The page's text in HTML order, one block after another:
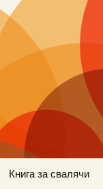
Книга за свалячи